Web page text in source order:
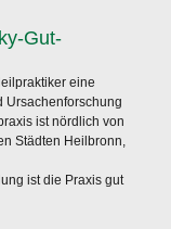
Gut-
eine
Ursachenforschung
ist nördlich von
Städten Heilbronn
ist die Praxis gut